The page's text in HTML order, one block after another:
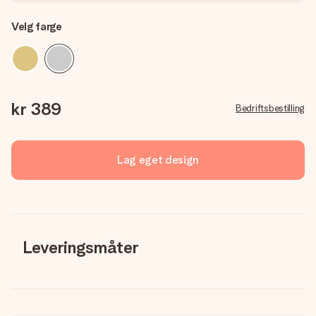
Velg farge
kr 389 Bedriftsbestilling
Lag eget design
Leveringsmåter